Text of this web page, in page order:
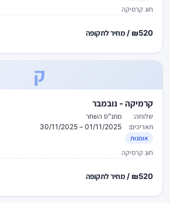
חוג קרמיקה
₪520 / מחיר לתקופה
ק
קרמיקה - נובמבר
שלוחה:
מתנ"ס השחר
תאריכים:
01/11/2025 – 30/11/2025
אומנות
חוג קרמיקה
₪520 / מחיר לתקופה